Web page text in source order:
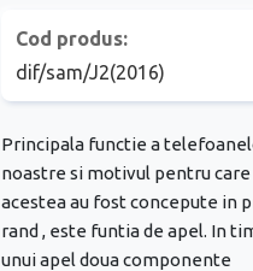
Cod produs:
dif/sam/J2(2016)
Principala functie a
noastre si motivul pentru care
acestea au fost concepute in
rand , este funtia de apel. In
unui apel doua componente